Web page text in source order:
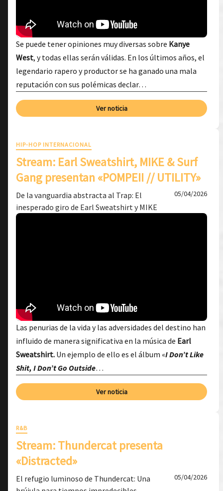
Se puede tener opiniones muy diversas sobre Kanye
West, y todas ellas serán válidas. En los últimos años, el
legendario rapero y productor se ha ganado una mala
reputación con sus polémicas declar…
Ver noticia
HIP-HOP INTERNACIONAL
Stream: Earl Sweatshirt, MIKE & Surf
Gang presentan «POMPEII // UTILITY»
De la vanguardia abstracta al Trap: El
inesperado giro de Earl Sweatshirt y MIKE
05/04/2026
Las penurias de la vida y las adversidades del destino han
influido de manera significativa en la música de Earl
Sweatshirt. Un ejemplo de ello es el álbum «I Don’t Like
Shit, I Don’t Go Outside…
Ver noticia
R&B
Stream: Thundercat presenta
«Distracted»
El refugio luminoso de Thundercat: Una
05/04/2026